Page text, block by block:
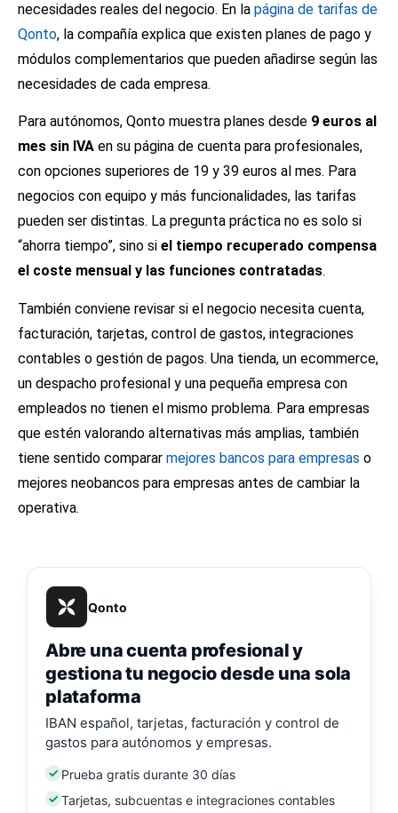
necesidades reales del negocio. En la página de tarifas de
Qonto, la compañía explica que existen planes de pago y
módulos complementarios que pueden añadirse según las
necesidades de cada empresa.
Para autónomos, Qonto muestra planes desde 9 euros al
mes sin IVA en su página de cuenta para profesionales,
con opciones superiores de 19 y 39 euros al mes. Para
negocios con equipo y más funcionalidades, las tarifas
pueden ser distintas. La pregunta práctica no es solo si
“ahorra tiempo”, sino si el tiempo recuperado compensa
el coste mensual y las funciones contratadas.
También conviene revisar si el negocio necesita cuenta,
facturación, tarjetas, control de gastos, integraciones
contables o gestión de pagos. Una tienda, un ecommerce,
un despacho profesional y una pequeña empresa con
empleados no tienen el mismo problema. Para empresas
que estén valorando alternativas más amplias, también
tiene sentido comparar mejores bancos para empresas o
mejores neobancos para empresas antes de cambiar la
operativa.
Qonto
Abre una cuenta profesional y
gestiona tu negocio desde una sola
plataforma
IBAN español, tarjetas, facturación y control de
gastos para autónomos y empresas.
Prueba gratis durante 30 días
Tarjetas, subcuentas e integraciones contables